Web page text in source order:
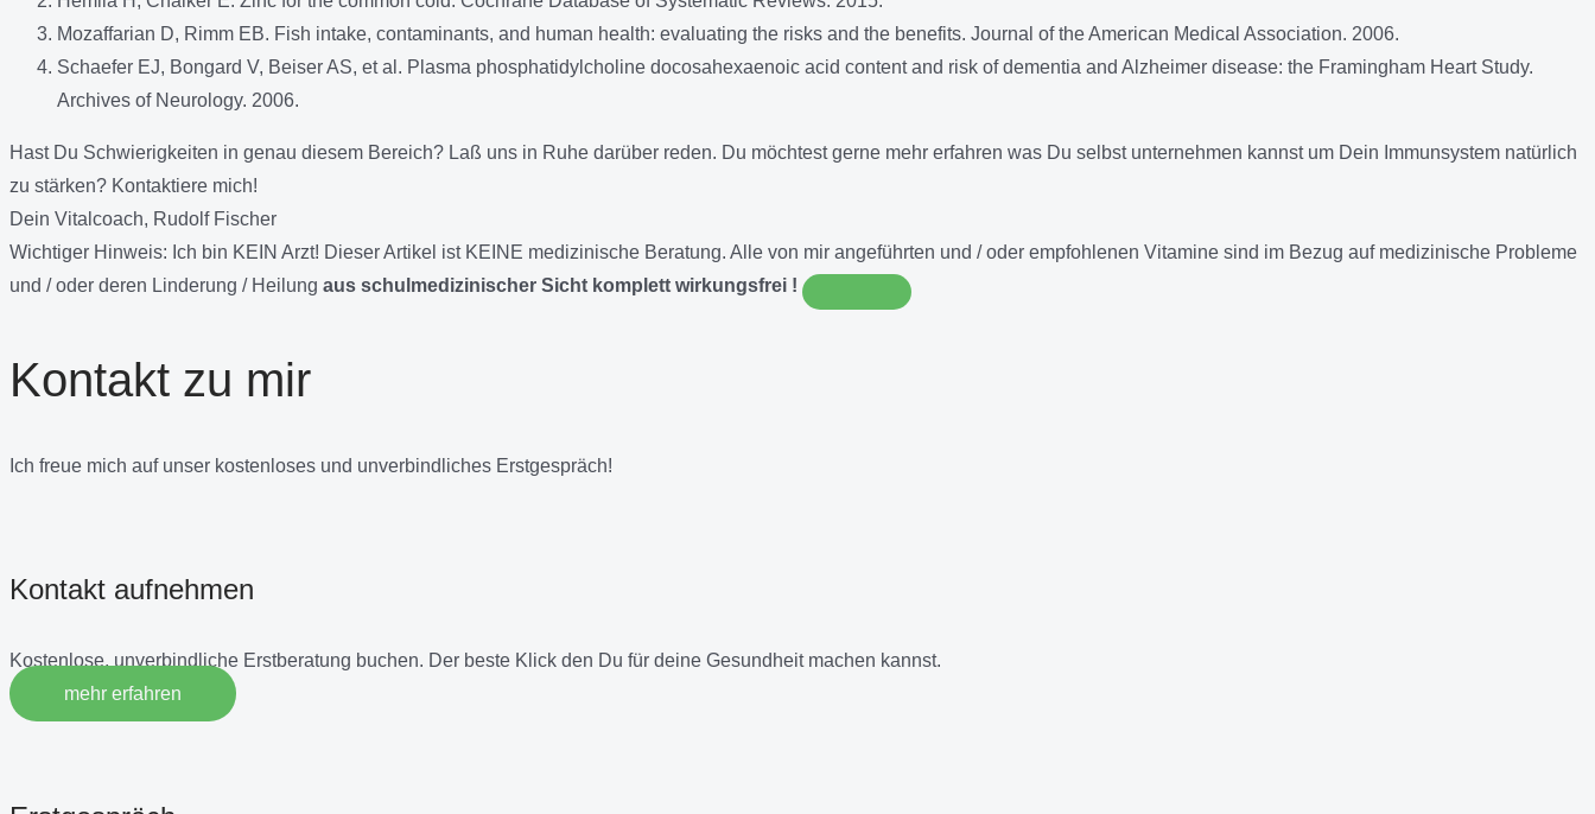
Mozaffarian D, Rimm EB. Fish intake, contaminants, and human health: evaluating the risks and the benefits. Journal of the American Medical Association. 2006.
Schaefer EJ, Bongard V, Beiser AS, et al. Plasma phosphatidylcholine docosahexaenoic acid content and risk of dementia and Alzheimer disease: the Framingham Heart Study.
Archives of Neurology. 2006.
Hast Du Schwierigkeiten in genau diesem Bereich? Laß uns in Ruhe darüber reden. Du möchtest gerne mehr erfahren was Du selbst unternehmen kannst um Dein Immunsystem natürlich
zu stärken? Kontaktiere mich!
Dein Vitalcoach, Rudolf Fischer
Wichtiger Hinweis: Ich bin KEIN Arzt! Dieser Artikel ist KEINE medizinische Beratung. Alle von mir angeführten und / oder empfohlenen Vitamine sind im Bezug auf medizinische Probleme
und / oder deren Linderung / Heilung aus schulmedizinischer Sicht komplett wirkungsfrei !
Kontakt zu mir
Ich freue mich auf unser kostenloses und unverbindliches Erstgespräch!
Kontakt aufnehmen
Kostenlose, unverbindliche Erstberatung buchen. Der beste Klick den Du für deine Gesundheit machen kannst.
mehr erfahren